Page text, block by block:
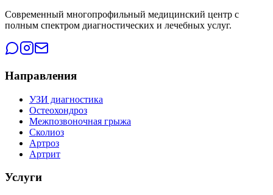
Современный многопрофильный медицинский центр с
полным спектром диагностических и лечебных услуг.
Направления
УЗИ диагностика
Остеохондроз
Межпозвоночная грыжа
Сколиоз
Артроз
Артрит
Услуги